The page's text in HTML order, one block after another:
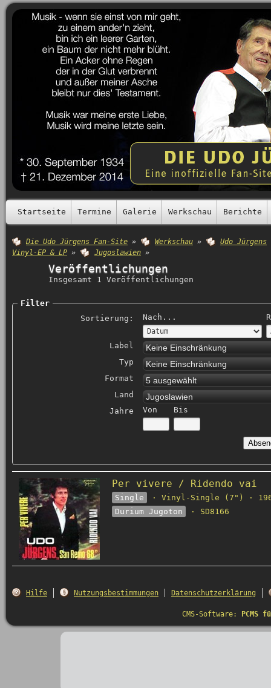
Startseite Termine Galerie Werkschau Berichte
Die Udo Jürgens Fan-Site » Werkschau » Udo Jürgens
Vinyl-EP & LP » Jugoslawien »
Veröffentlichungen
Insgesamt 1 Veröffentlichungen
Filter
Sortierung:
Nach...
Label Keine Einschränkung
Typ Keine Einschränkung
Format 5 ausgewählt
Land Jugoslawien
Jahre Von Bis
Per vivere / Ridendo vai
Single
· Vinyl-Single (7") ·
Durium Jugoton
· SD8166
Hilfe Nutzungsbestimmungen Datenschutzerklärung
CMS-Software: PCMS